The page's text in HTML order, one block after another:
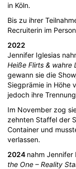
in Köln.
Bis zu ihrer
Recruiterin im
2022
Jennifer Iglesias
Heiße Flirts & wahre
gewann sie die
Siegprämie in Höhe
jedoch ihre
Im November zog
zehnten Staffel der
Container und
verlassen.
2024 nahm Jennifer
the One – Reality